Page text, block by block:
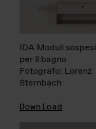
IDA Moduli sospesi
per il bagno
Fotografo: Lorenz
Sternbach
Download